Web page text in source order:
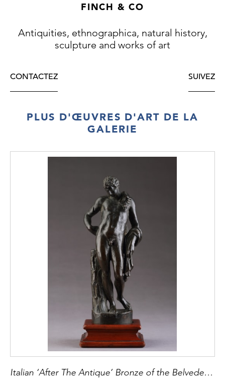
FINCH & CO
Antiquities, ethnographica, natural history,
sculpture and works of art
CONTACTEZ SUIVEZ
PLUS D'ŒUVRES D'ART DE LA
GALERIE
Italian ‘After The Antique’ Bronze of the Belvedere Antinous